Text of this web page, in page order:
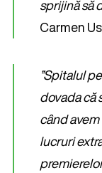
sprijină să
Carmen
”Spitalul
dovada că
când
lucruri